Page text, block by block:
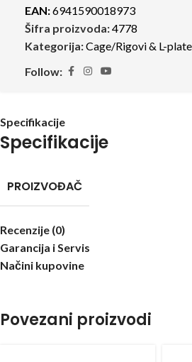
EAN:6941590018973
Šifra proizvoda:4778
Kategorija:Cage/Rigovi & L-plate
Follow:
Specifikacije
Specifikacije
PROIZVOĐAČ
Recenzije (0)
Garancija i Servis
Načini kupovine
Povezani proizvodi